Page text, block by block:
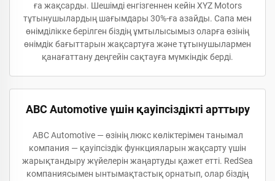
ға жақсарды. Шешімді енгізгеннен кейін XYZ Motors
тұтынушылардың шағымдары 30%-ға азайды. Сапа мен
өнімділікке берілген біздің ұмтылысымыз оларға өзінің
өнімдік бағыттарын жақсартуға және тұтынушылармен
қанағаттану деңгейін сақтауға мүмкіндік берді.
ABC Automotive үшін қауіпсіздікті арттыру
ABC Automotive — өзінің люкс көліктерімен танымал
компания — қауіпсіздік функцияларын жақсарту үшін
жарықтандыру жүйелерін жаңартуды қажет етті. RedSea
компаниясымен ынтымақтастық орнатып, олар біздің